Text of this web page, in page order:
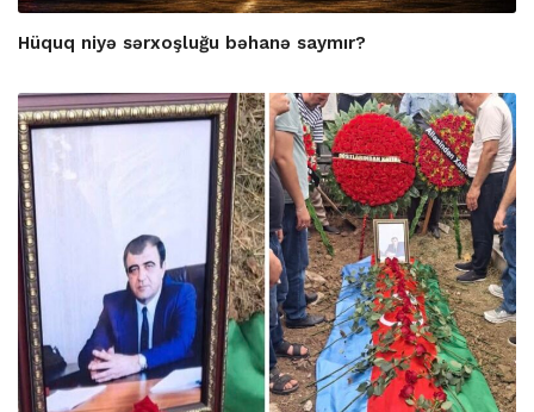
Hüquq niyə sərxoşluğu bəhanə saymır?